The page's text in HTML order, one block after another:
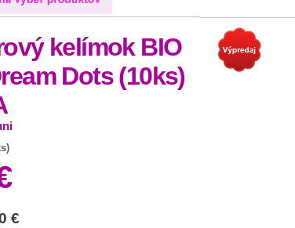
kelímok BIO
Dots (10ks)
€